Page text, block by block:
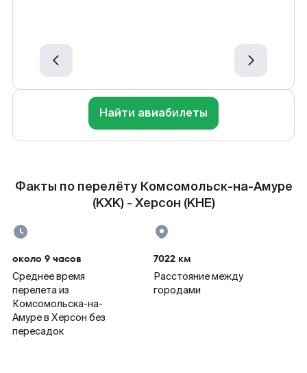
Найти авиабилеты
Факты по перелёту Комсомольск-на-Амуре
(KXK) - Херсон (KHE)
около 9 часов
Среднее время
перелета из
Комсомольска-на-
Амуре в Херсон без
пересадок
7022 км
Расстояние между
городами